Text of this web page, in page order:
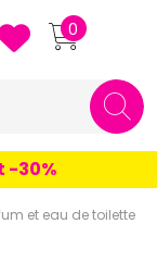
Pharmacie
0
30%
et eau de toilette